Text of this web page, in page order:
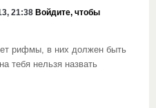
21:38 Войдите, чтобы
рифмы, в них должен быть
тебя нельзя назвать